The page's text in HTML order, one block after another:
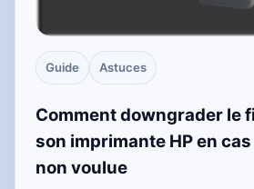
Guide Astuces
Comment downgrader le
son imprimante HP en
non voulue